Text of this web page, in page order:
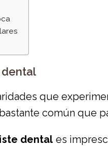
que
común que
dentales